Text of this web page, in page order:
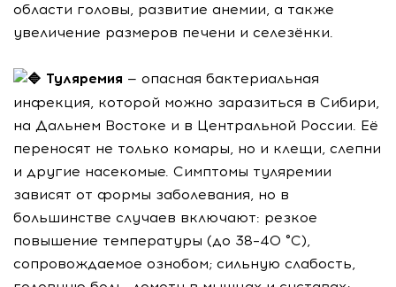
области головы, развитие анемии, а также
увеличение размеров печени и селезёнки.
Туляремия — опасная бактериальная
инфекция, которой можно заразиться в Сибири,
на Дальнем Востоке и в Центральной России. Её
переносят не только комары, но и клещи, слепни
и другие насекомые. Симптомы туляремии
зависят от формы заболевания, но в
большинстве случаев включают: резкое
повышение температуры (до 38–40 °C),
сопровождаемое ознобом; сильную слабость,